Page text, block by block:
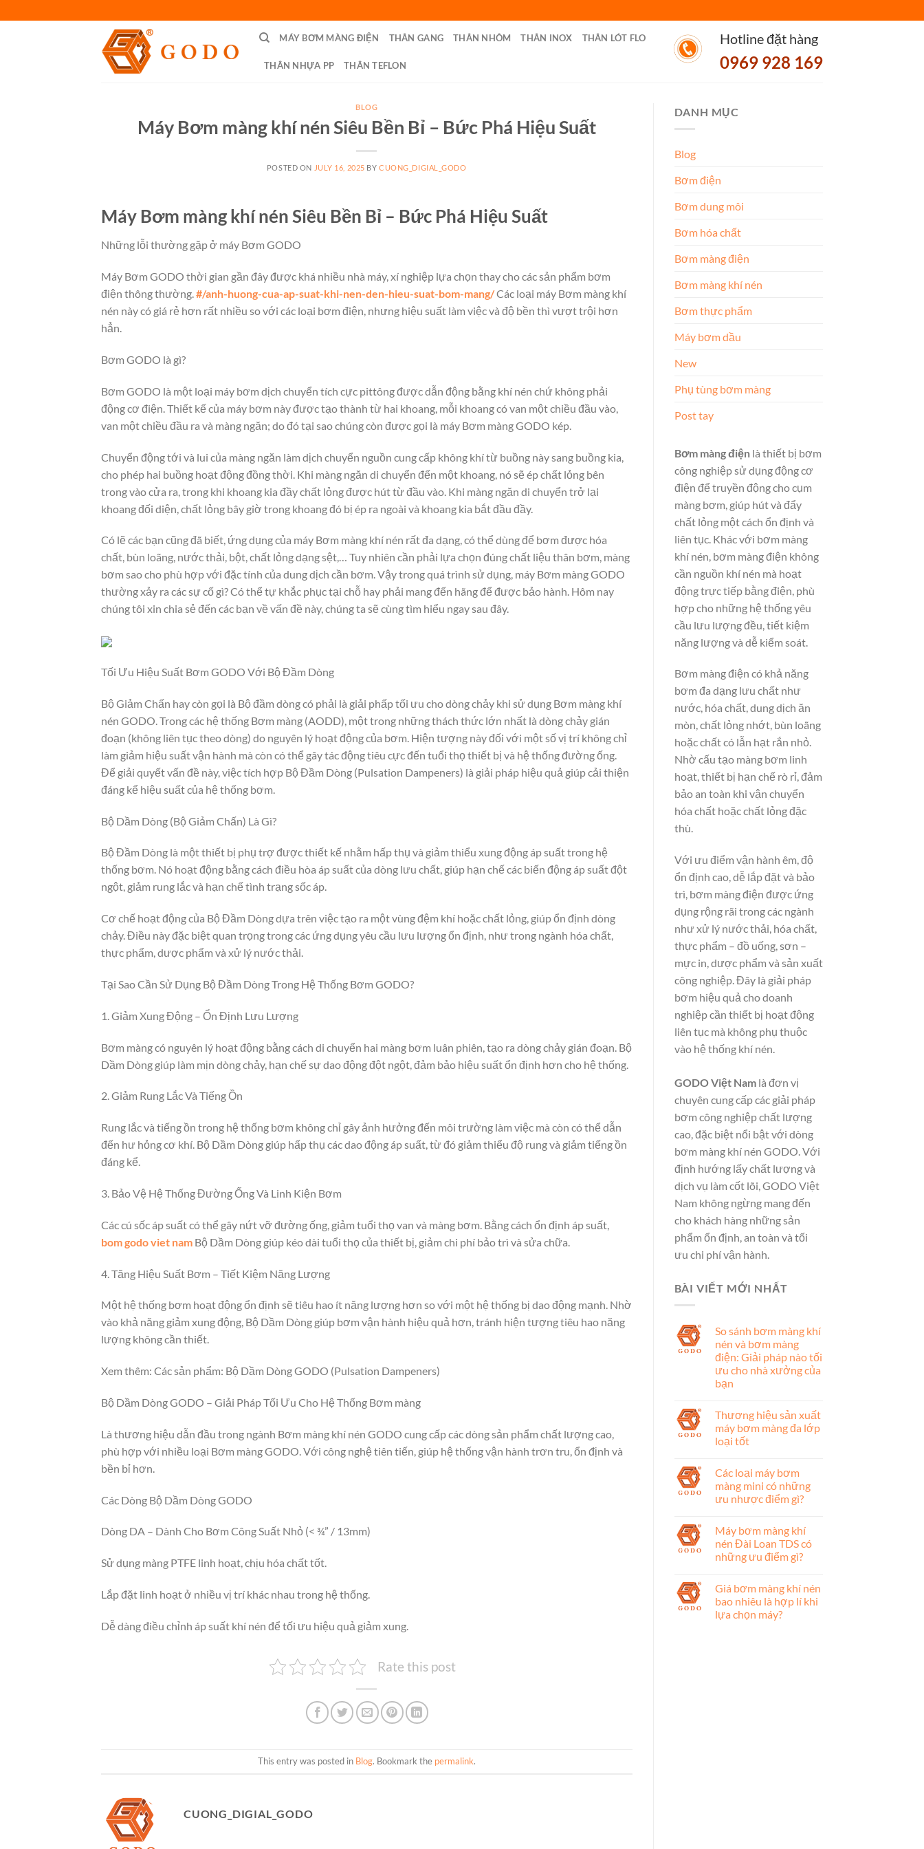
to
MÁY BƠM MÀNG ĐIỆN THÂN GANG THÂN NHÔM THÂN INOX THÂN LÓT FLO
THÂN NHỰA PP THÂN TEFLON
Hotline đặt hàng
0969 928 169
BLOG
Máy Bơm màng khí nén Siêu Bền Bỉ – Bức Phá Hiệu Suất
POSTED ON JULY 16, 2025 BYCUONG_DIGIAL_GODO
Máy Bơm màng khí nén Siêu Bền Bỉ – Bức Phá Hiệu Suất
Những lỗi thường gặp ở máy Bơm GODO
Máy Bơm GODO thời gian gần đây được khá nhiều nhà máy, xí nghiệp lựa chọn thay cho các sản phẩm bơm
điện thông thường.#/anh-huong-cua-ap-suat-khi-nen-den-hieu-suat-bom-mang/Các loại máy Bơm màng khí
nén này có giá rẻ hơn rất nhiều so với các loại bơm điện, nhưng hiệu suất làm việc và độ bền thì vượt trội hơn
hẳn.
Bơm GODO là gì?
Bơm GODO là một loại máy bơm dịch chuyển tích cực pittông được dẫn động bằng khí nén chứ không phải
động cơ điện. Thiết kế của máy bơm này được tạo thành từ hai khoang, mỗi khoang có van một chiều đầu vào,
van một chiều đầu ra và màng ngăn; do đó tại sao chúng còn được gọi là máy Bơm màng GODO kép.
Chuyển động tới và lui của màng ngăn làm dịch chuyển nguồn cung cấp không khí từ buồng này sang buồng kia,
cho phép hai buồng hoạt động đồng thời. Khi màng ngăn di chuyển đến một khoang, nó sẽ ép chất lỏng bên
trong vào cửa ra, trong khi khoang kia đầy chất lỏng được hút từ đầu vào. Khi màng ngăn di chuyển trở lại
khoang đối diện, chất lỏng bây giờ trong khoang đó bị ép ra ngoài và khoang kia bắt đầu đầy.
Có lẽ các bạn cũng đã biết, ứng dụng của máy Bơm màng khí nén rất đa dạng, có thể dùng để bơm được hóa
chất, bùn loãng, nước thải, bột, chất lỏng dạng sệt,… Tuy nhiên cần phải lựa chọn đúng chất liệu thân bơm, màng
bơm sao cho phù hợp với đặc tính của dung dịch cần bơm. Vậy trong quá trình sử dụng, máy Bơm màng GODO
thường xảy ra các sự cố gì? Có thể tự khắc phục tại chỗ hay phải mang đến hãng để được bảo hành. Hôm nay
chúng tôi xin chia sẻ đến các bạn về vấn đề này, chúng ta sẽ cùng tìm hiểu ngay sau đây.
Tối Ưu Hiệu Suất Bơm GODO Với Bộ Đầm Dòng
Bộ Giảm Chấn hay còn gọi là Bộ đầm dòng có phải là giải phấp tối ưu cho dòng chảy khi sử dụng Bơm màng khí
nén GODO. Trong các hệ thống Bơm màng (AODD), một trong những thách thức lớn nhất là dòng chảy gián
đoạn (không liên tục theo dòng) do nguyên lý hoạt động của bơm. Hiện tượng này đối với một số vị trí không chỉ
làm giảm hiệu suất vận hành mà còn có thể gây tác động tiêu cực đến tuổi thọ thiết bị và hệ thống đường ống.
Để giải quyết vấn đề này, việc tích hợp Bộ Đầm Dòng (Pulsation Dampeners) là giải pháp hiệu quả giúp cải thiện
đáng kể hiệu suất của hệ thống bơm.
Bộ Dầm Dòng (Bộ Giảm Chấn) Là Gì?
Bộ Đầm Dòng là một thiết bị phụ trợ được thiết kế nhằm hấp thụ và giảm thiểu xung động áp suất trong hệ
thống bơm. Nó hoạt động bằng cách điều hòa áp suất của dòng lưu chất, giúp hạn chế các biến động áp suất đột
ngột, giảm rung lắc và hạn chế tình trạng sốc áp.
Cơ chế hoạt động của Bộ Đầm Dòng dựa trên việc tạo ra một vùng đệm khí hoặc chất lỏng, giúp ổn định dòng
chảy. Điều này đặc biệt quan trọng trong các ứng dụng yêu cầu lưu lượng ổn định, như trong ngành hóa chất,
thực phẩm, dược phẩm và xử lý nước thải.
Tại Sao Cần Sử Dụng Bộ Đầm Dòng Trong Hệ Thống Bơm GODO?
1. Giảm Xung Động – Ổn Định Lưu Lượng
Bơm màng có nguyên lý hoạt động bằng cách di chuyển hai màng bơm luân phiên, tạo ra dòng chảy gián đoạn. Bộ
Dầm Dòng giúp làm mịn dòng chảy, hạn chế sự dao động đột ngột, đảm bảo hiệu suất ổn định hơn cho hệ thống.
2. Giảm Rung Lắc Và Tiếng Ồn
Rung lắc và tiếng ồn trong hệ thống bơm không chỉ gây ảnh hưởng đến môi trường làm việc mà còn có thể dẫn
đến hư hỏng cơ khí. Bộ Dầm Dòng giúp hấp thụ các dao động áp suất, từ đó giảm thiểu độ rung và giảm tiếng ồn
đáng kể.
3. Bảo Vệ Hệ Thống Đường Ống Và Linh Kiện Bơm
Các cú sốc áp suất có thể gây nứt vỡ đường ống, giảm tuổi thọ van và màng bơm. Bằng cách ổn định áp suất,
bom godo viet nam Bộ Dầm Dòng giúp kéo dài tuổi thọ của thiết bị, giảm chi phí bảo trì và sửa chữa.
4. Tăng Hiệu Suất Bơm – Tiết Kiệm Năng Lượng
Một hệ thống bơm hoạt động ổn định sẽ tiêu hao ít năng lượng hơn so với một hệ thống bị dao động mạnh. Nhờ
vào khả năng giảm xung động, Bộ Dầm Dòng giúp bơm vận hành hiệu quả hơn, tránh hiện tượng tiêu hao năng
lượng không cần thiết.
Xem thêm: Các sản phẩm: Bộ Dầm Dòng GODO (Pulsation Dampeners)
Bộ Dầm Dòng GODO – Giải Pháp Tối Ưu Cho Hệ Thống Bơm màng
Là thương hiệu dẫn đầu trong ngành Bơm màng khí nén GODO cung cấp các dòng sản phẩm chất lượng cao,
phù hợp với nhiều loại Bơm màng GODO. Với công nghệ tiên tiến, giúp hệ thống vận hành trơn tru, ổn định và
bền bỉ hơn.
Các Dòng Bộ Dầm Dòng GODO
Dòng DA – Dành Cho Bơm Công Suất Nhỏ (< ¾” / 13mm)
Sử dụng màng PTFE linh hoạt, chịu hóa chất tốt.
Lắp đặt linh hoạt ở nhiều vị trí khác nhau trong hệ thống.
Dễ dàng điều chỉnh áp suất khí nén để tối ưu hiệu quả giảm xung.
Rate this post
This entry was posted in Blog. Bookmark the permalink.
CUONG_DIGIAL_GODO
DANH MỤC
Blog
Bơm điện
Bơm dung môi
Bơm hóa chất
Bơm màng điện
Bơm màng khí nén
Bơm thực phẩm
Máy bơm dầu
New
Phụ tùng bơm màng
Post tay
Bơm màng điệnlà thiết bị bơm
công nghiệp sử dụng động cơ
điện để truyền động cho cụm
màng bơm, giúp hút và đẩy
chất lỏng một cách ổn định và
liên tục. Khác với bơm màng
khí nén, bơm màng điện không
cần nguồn khí nén mà hoạt
động trực tiếp bằng điện, phù
hợp cho những hệ thống yêu
cầu lưu lượng đều, tiết kiệm
năng lượng và dễ kiểm soát.
Bơm màng điện có khả năng
bơm đa dạng lưu chất như
nước, hóa chất, dung dịch ăn
mòn, chất lỏng nhớt, bùn loãng
hoặc chất có lẫn hạt rắn nhỏ.
Nhờ cấu tạo màng bơm linh
hoạt, thiết bị hạn chế rò rỉ, đảm
bảo an toàn khi vận chuyển
hóa chất hoặc chất lỏng đặc
thù.
Với ưu điểm vận hành êm, độ
ổn định cao, dễ lắp đặt và bảo
trì, bơm màng điện được ứng
dụng rộng rãi trong các ngành
như xử lý nước thải, hóa chất,
thực phẩm – đồ uống, sơn –
mực in, dược phẩm và sản xuất
công nghiệp. Đây là giải pháp
bơm hiệu quả cho doanh
nghiệp cần thiết bị hoạt động
liên tục mà không phụ thuộc
vào hệ thống khí nén.
GODO Việt Namlà đơn vị
chuyên cung cấp các giải pháp
bơm công nghiệp chất lượng
cao, đặc biệt nổi bật với dòng
bơm màng khí nén GODO. Với
định hướng lấy chất lượng và
dịch vụ làm cốt lõi, GODO Việt
Nam không ngừng mang đến
cho khách hàng những sản
phẩm ổn định, an toàn và tối
ưu chi phí vận hành.
BÀI VIẾT MỚI NHẤT
So sánh bơm màng khí
nén và bơm màng
điện: Giải pháp nào tối
ưu cho nhà xưởng của
bạn
Thương hiệu sản xuất
máy bơm màng đa lớp
loại tốt
Các loại máy bơm
màng mini có những
ưu nhược điểm gì?
Máy bơm màng khí
nén Đài Loan TDS có
những ưu điểm gì?
Giá bơm màng khí nén
bao nhiêu là hợp lí khi
lựa chọn máy?